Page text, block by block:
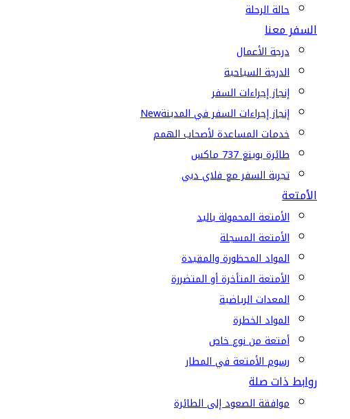
حالة الرحلة
السفر معنا
درجة الأعمال
الدرجة السياحية
إنجاز إجراءات السفر
إنجاز إجراءات السفر في المدينةNew
خدمات المساعدة لأصحاب الهمم
طائرة بوينغ 737 ماكس
تجربة السفر مع فلاي دبي
الأمتعة
الأمتعة المحمولة باليد
الأمتعة المسجلة
المواد المحظورة والمقيدة
الأمتعة المتأخرة أو المتضررة
المعدات الرياضية
المواد الخطرة
أمتعة من نوع خاص
رسوم الأمتعة في المطار
روابط ذات صلة
موافقة الصعود إلى الطائرة